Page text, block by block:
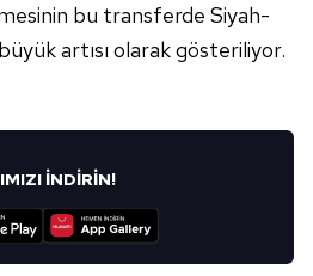
bu transferde Siyah-
artısı olarak gösteriliyor.
İNDİRİN!